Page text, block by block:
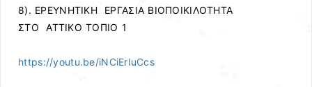
8). ΕΡΕΥΝΗΤΙΚΗ ΕΡΓΑΣΙΑ ΒΙΟΠΟΙΚΙΛΟΤΗΤΑ
ΣΤΟ ΑΤΤΙΚΟ ΤΟΠΙΟ 1
https://youtu.be/iNCiErIuCcs